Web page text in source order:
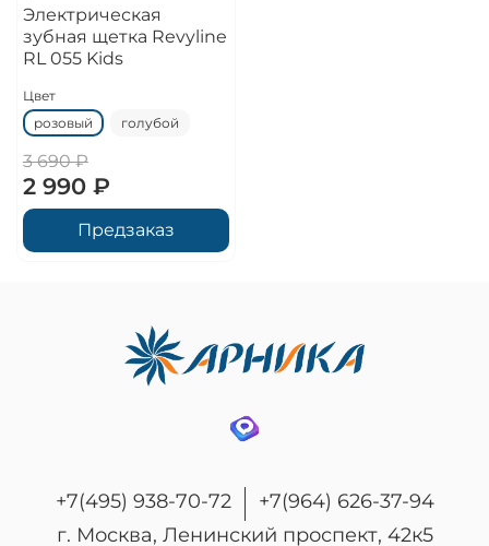
Электрическая
зубная щетка Revyline
RL 055 Kids
Цвет
розовый
голубой
3 690 ₽
2 990 ₽
Предзаказ
+7(495) 938-70-72
+7(964) 626-37-94
г. Москва, Ленинский проспект, 42к5